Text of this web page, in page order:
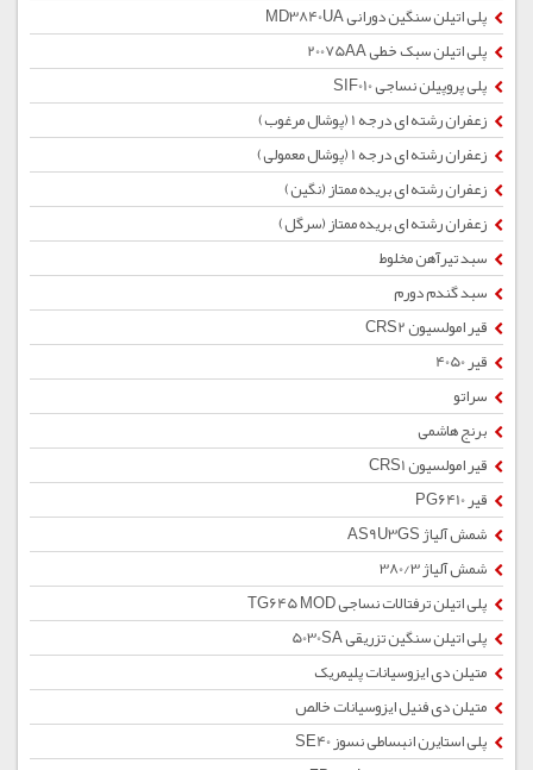
پلی اتیلن سنگین دورانی MD3840UA
پلی اتیلن سبک خطی 20075AA
پلی پروپیلن نساجی SIF010
زعفران رشته ای درجه 1 (پوشال مرغوب)
زعفران رشته ای درجه 1 (پوشال معمولی)
زعفران رشته ای بریده ممتاز (نگین)
زعفران رشته ای بریده ممتاز (سرگل)
سبد تیرآهن مخلوط
سبد گندم دورم
قیر امولسیون CRS2
قیر 4050
سراتو
برنج هاشمی
قیر امولسیون CRS1
قیر PG6410
شمش آلیاژ AS9U3GS
شمش آلیاژ 380/3
پلی اتیلن ترفتالات نساجی TG645 MOD
پلی اتیلن سنگین تزریقی 5030SA
متیلن دی ایزوسیانات پلیمریک
متیلن دی فنیل ایزوسیانات خالص
پلی استایرن انبساطی نسوز SE40